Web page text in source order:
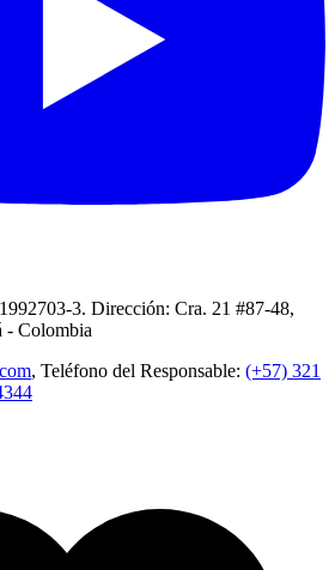
3. Dirección: Cra. 21 #87-48,
- Colombia
, Teléfono del Responsable: (+57) 321